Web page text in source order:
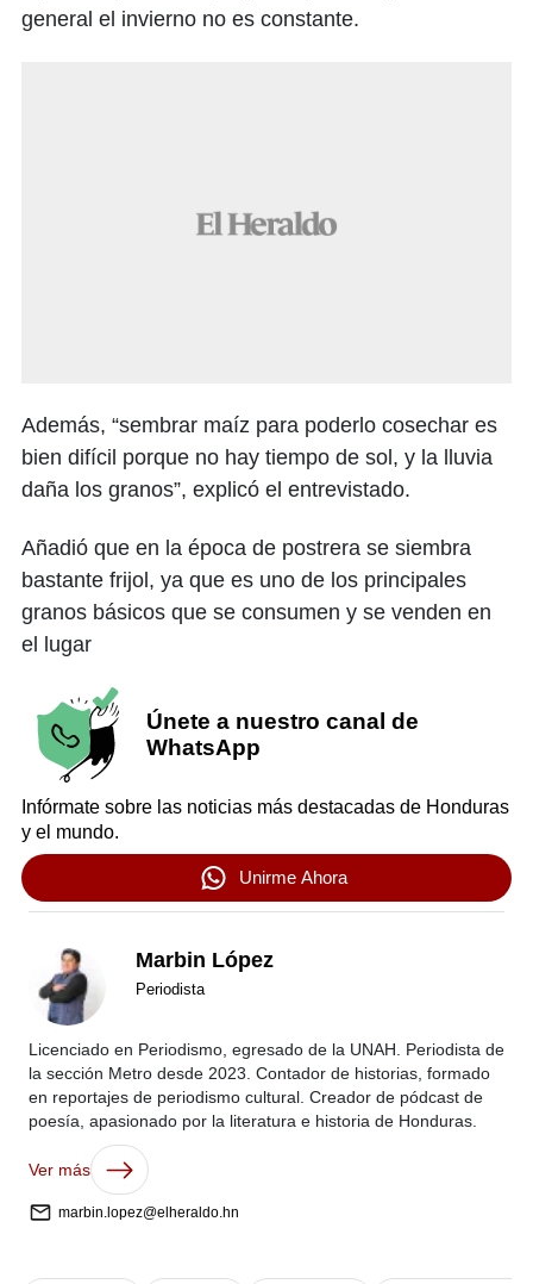
general el invierno no es constante.
Además, “sembrar maíz para poderlo cosechar es
bien difícil porque no hay tiempo de sol, y la lluvia
daña los granos”, explicó el entrevistado.
Añadió que en la época de postrera se siembra
bastante frijol, ya que es uno de los principales
granos básicos que se consumen y se venden en
el lugar
Únete a nuestro canal de
WhatsApp
Infórmate sobre las noticias más destacadas de Honduras
y el mundo.
Unirme Ahora
Marbin López
Periodista
Licenciado en Periodismo, egresado de la UNAH. Periodista de
la sección Metro desde 2023. Contador de historias, formado
en reportajes de periodismo cultural. Creador de pódcast de
poesía, apasionado por la literatura e historia de Honduras.
Ver más
marbin.lopez@elheraldo.hn